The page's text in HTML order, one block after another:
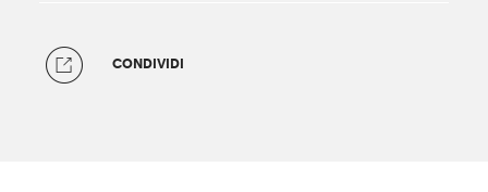
CONDIVIDI